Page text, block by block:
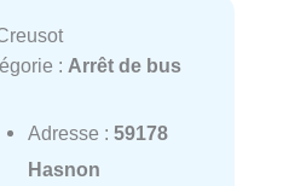
: Arrêt de bus
Adresse : 59178
Hasnon